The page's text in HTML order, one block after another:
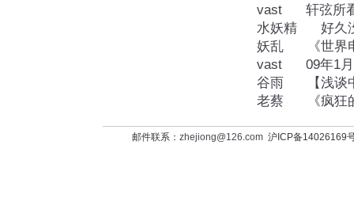
vast
轩弦所
水妖精
好久
妖乱
《世
vast
09年1
谷雨
【浅
老蔡
《疯
邮件联系： zhejiong@126.com沪ICP备14026169